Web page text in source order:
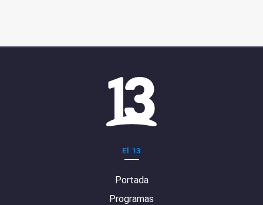
El 13
Portada
Programas